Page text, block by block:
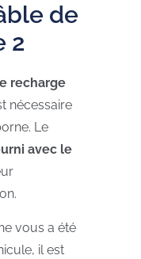
de
2
recharge
nécessaire
Le
avec le
vous a été
il est